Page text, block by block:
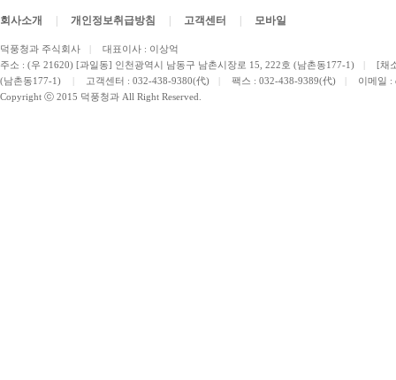
회사소개 개인정보취급방침 고객센터 모바일
덕풍청과 주식회사 |
대표이사 : 이상억
주소 : (우 21620) [과일동] 인천광역시 남동구 남촌시장로 15, 222호 (남촌동177-1)
|
[채
(남촌동177-1)
| 고객센터 : 032-438-9380(代) | 팩스 : 032-438-9389(代) | 이메일 :
Copyright ⓒ 2015 덕풍청과 All Right Reserved.